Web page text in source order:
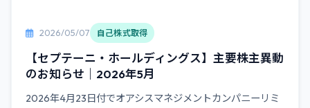
2026/05/07 自己株式取得
【セプテーニ・ホールディングス】主要株主異動
のお知らせ｜2026年5月
2026年4月23日付でオアシスマネジメントカンパニーリミ